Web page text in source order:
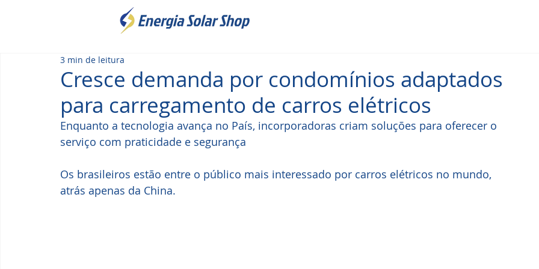
Cresce demanda por condomínios adaptados
para carregamento de carros elétricos
3 min de leitura
Enquanto a tecnologia avança no País, incorporadoras criam soluções para oferecer o
serviço com praticidade e segurança
Os brasileiros estão entre o público mais interessado por carros elétricos no mundo,
atrás apenas da China.